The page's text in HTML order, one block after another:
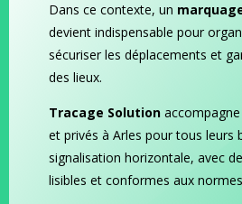
Dans ce contexte, un
devient indispensable pour
sécuriser les déplacements et
des lieux.
Tracage Solutionaccompagne
et privés à Arles pour tous leurs
signalisation horizontale, avec
lisibles et conformes aux